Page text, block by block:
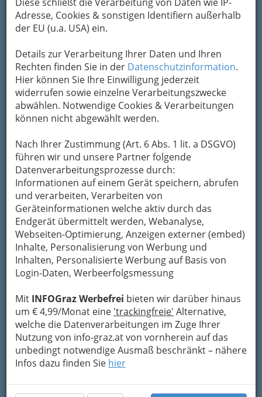
Adresse, Cookies & sonstigen Identifiern außerhalb
der EU (u.a. USA) ein.
Details zur Verarbeitung Ihrer Daten und Ihren
Rechten finden Sie in der Datenschutzinformation.
Hier können Sie Ihre Einwilligung jederzeit
widerrufen sowie einzelne Verarbeitungszwecke
abwählen. Notwendige Cookies & Verarbeitungen
können nicht abgewählt werden.
Nach Ihrer Zustimmung (Art. 6 Abs. 1 lit. a DSGVO)
führen wir und unsere Partner folgende
Datenverarbeitungsprozesse durch:
Informationen auf einem Gerät speichern, abrufen
und verarbeiten, Verarbeiten von
Geräteinformationen welche aktiv durch das
Endgerät übermittelt werden, Webanalyse,
Webseiten-Optimierung, Anzeigen externer (embed)
Inhalte, Personalisierung von Werbung und
Inhalten, Personalisierte Werbung auf Basis von
Login-Daten, Werbeerfolgsmessung
Mit INFOGraz Werbefrei bieten wir darüber hinaus
um € 4,99/Monat eine 'trackingfreie' Alternative,
welche die Datenverarbeitungen im Zuge Ihrer
Nutzung von info-graz.at von vornherein auf das
unbedingt notwendige Ausmaß beschränkt – nähere
Infos dazu finden Sie hier
Kontaktaufnahme
bewahren , verwenden wir an dieser Stelle zur
Übermittlung Ihrer Nachricht ein sicheres
Formular. Ihre Nachricht wird nach dem
Absenden umgehend per Mail an das
Unternehmen BLUE TURTLE Cafe Nagelstudio
Tattoostudio weitergeleitet.
Mein Name
Meine Email Adresse
Mein Betreff
Meine Nachricht